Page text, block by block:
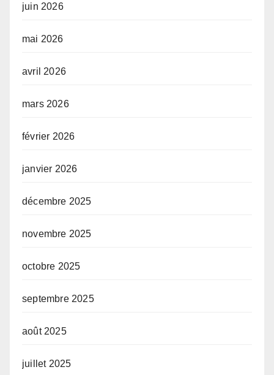
juin 2026
mai 2026
avril 2026
mars 2026
février 2026
janvier 2026
décembre 2025
novembre 2025
octobre 2025
septembre 2025
août 2025
juillet 2025